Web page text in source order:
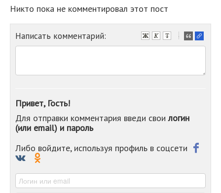
Никто пока не комментировал этот пост
Написать комментарий:
-
-
-
-
Привет, Гость!
Для отправки комментария введи своилогин
(или email) и пароль
Либо войдите, используя профиль в соцсети